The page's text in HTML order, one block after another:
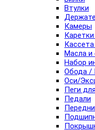
Втулки
Камеры
Масла и
Набор
Обода /
Оси/
Пеги
Педали